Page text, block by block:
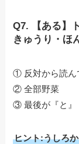
Q7. 【ある】
きゅうり・ほ
① 反対から読ん
② 全部野菜
③ 最後が『と』
ヒント:うしろ